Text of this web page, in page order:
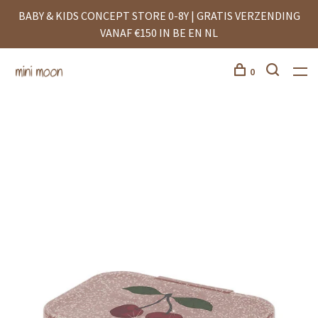
BABY & KIDS CONCEPT STORE 0-8Y | GRATIS VERZENDING
VANAF €150 IN BE EN NL
0